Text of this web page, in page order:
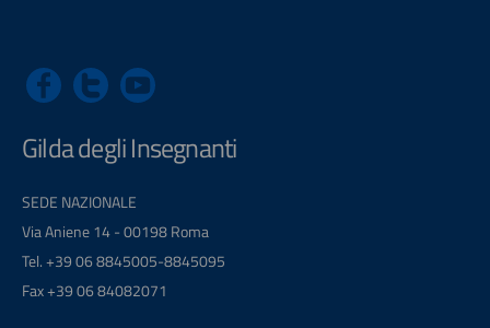
Gilda degli Insegnanti
SEDE NAZIONALE
Via Aniene 14 - 00198 Roma
Tel. +39 06 8845005-8845095
Fax +39 06 84082071